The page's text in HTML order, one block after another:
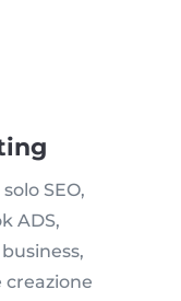
SEO,
ADS,